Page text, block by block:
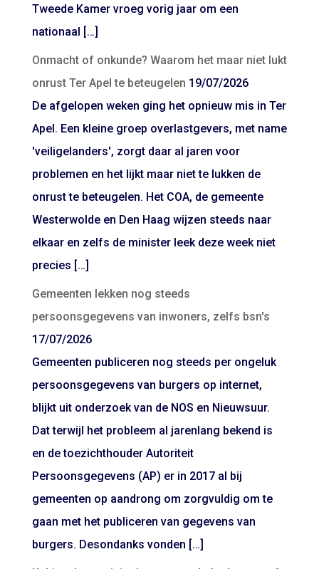
Tweede Kamer vroeg vorig jaar om een
nationaal […]
Onmacht of onkunde? Waarom het maar niet lukt
onrust Ter Apel te beteugelen 19/07/2026
De afgelopen weken ging het opnieuw mis in Ter
Apel. Een kleine groep overlastgevers, met name
'veiligelanders', zorgt daar al jaren voor
problemen en het lijkt maar niet te lukken de
onrust te beteugelen. Het COA, de gemeente
Westerwolde en Den Haag wijzen steeds naar
elkaar en zelfs de minister leek deze week niet
precies […]
Gemeenten lekken nog steeds
persoonsgegevens van inwoners, zelfs bsn's
17/07/2026
Gemeenten publiceren nog steeds per ongeluk
persoonsgegevens van burgers op internet,
blijkt uit onderzoek van de NOS en Nieuwsuur.
Dat terwijl het probleem al jarenlang bekend is
en de toezichthouder Autoriteit
Persoonsgegevens (AP) er in 2017 al bij
gemeenten op aandrong om zorgvuldig om te
gaan met het publiceren van gegevens van
burgers. Desondanks vonden […]